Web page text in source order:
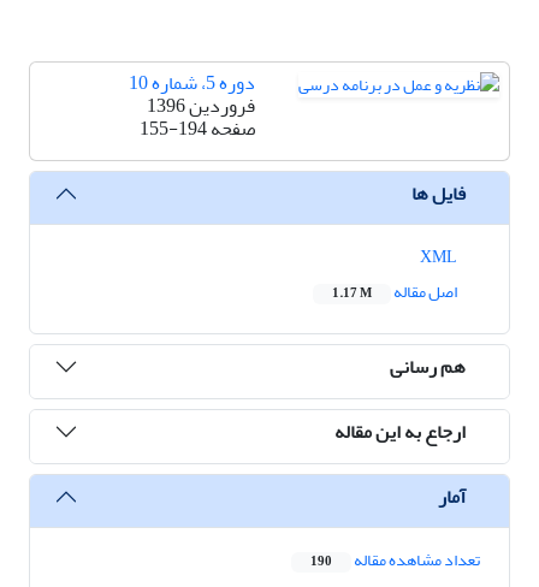
دوره 5، شماره 10
فروردین 1396
صفحه155-194
فایل ها
اصل مقاله
1.17 M
هم رسانی
ارجاع به این مقاله
آمار
تعداد مشاهده مقاله 190